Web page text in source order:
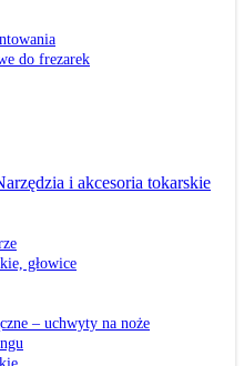
do frezarek
i akcesoria tokarskie
głowice
– uchwyty na noże